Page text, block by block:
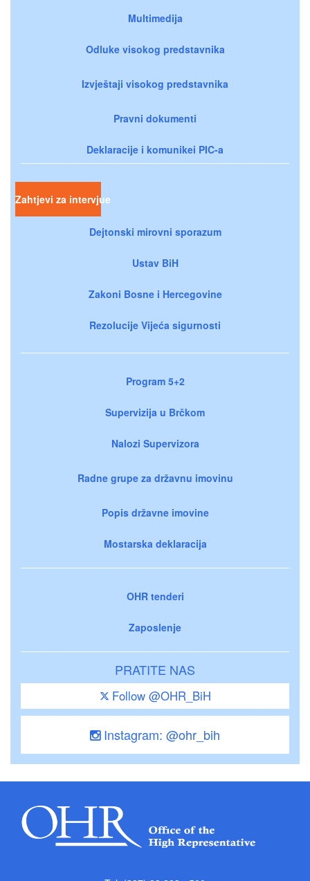
Multimedija
Odluke visokog predstavnika
Izvještaji visokog predstavnika
Pravni dokumenti
Deklaracije i komunikei PIC-a
Zahtjevi za intervjue
Dejtonski mirovni sporazum
Ustav BiH
Zakoni Bosne i Hercegovine
Rezolucije Vijeća sigurnosti
Program 5+2
Supervizija u Brčkom
Nalozi Supervizora
Radne grupe za državnu imovinu
Popis državne imovine
Mostarska deklaracija
OHR tenderi
Zaposlenje
PRATITE NAS
Follow @OHR_BiH
Instagram: @ohr_bih